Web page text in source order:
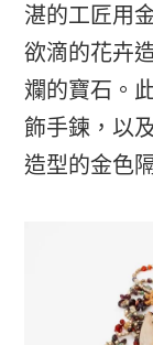
湛的工匠用
欲滴的花卉
斕的寶石。
飾手鍊，以
造型的金色